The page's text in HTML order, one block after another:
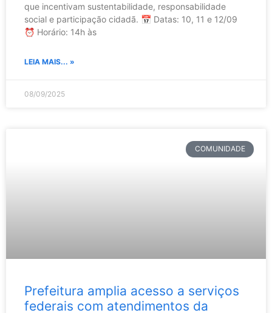
que incentivam sustentabilidade, responsabilidade
social e participação cidadã. 📅 Datas: 10, 11 e 12/09
⏰ Horário: 14h às
LEIA MAIS... »
08/09/2025
COMUNIDADE
Prefeitura amplia acesso a serviços
federais com atendimentos da